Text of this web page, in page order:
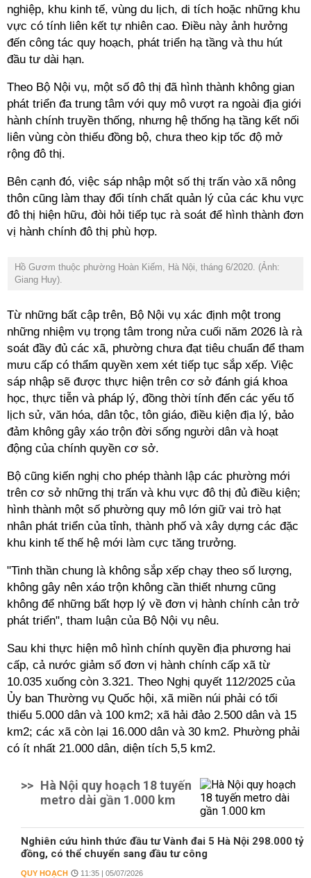
nghiệp, khu kinh tế, vùng du lịch, di tích hoặc những khu
vực có tính liên kết tự nhiên cao. Điều này ảnh hưởng
đến công tác quy hoạch, phát triển hạ tầng và thu hút
đầu tư dài hạn.
Theo Bộ Nội vụ, một số đô thị đã hình thành không gian
phát triển đa trung tâm với quy mô vượt ra ngoài địa giới
hành chính truyền thống, nhưng hệ thống hạ tầng kết nối
liên vùng còn thiếu đồng bộ, chưa theo kịp tốc độ mở
rộng đô thị.
Bên cạnh đó, việc sáp nhập một số thị trấn vào xã nông
thôn cũng làm thay đổi tính chất quản lý của các khu vực
đô thị hiện hữu, đòi hỏi tiếp tục rà soát để hình thành đơn
vị hành chính đô thị phù hợp.
Hồ Gươm thuộc phường Hoàn Kiếm, Hà Nội, tháng 6/2020. (Ảnh:
Giang Huy).
Từ những bất cập trên, Bộ Nội vụ xác định một trong
những nhiệm vụ trọng tâm trong nửa cuối năm 2026 là rà
soát đầy đủ các xã, phường chưa đạt tiêu chuẩn để tham
mưu cấp có thẩm quyền xem xét tiếp tục sắp xếp. Việc
sáp nhập sẽ được thực hiện trên cơ sở đánh giá khoa
học, thực tiễn và pháp lý, đồng thời tính đến các yếu tố
lịch sử, văn hóa, dân tộc, tôn giáo, điều kiện địa lý, bảo
đảm không gây xáo trộn đời sống người dân và hoạt
động của chính quyền cơ sở.
Bộ cũng kiến nghị cho phép thành lập các phường mới
trên cơ sở những thị trấn và khu vực đô thị đủ điều kiện;
hình thành một số phường quy mô lớn giữ vai trò hạt
nhân phát triển của tỉnh, thành phố và xây dựng các đặc
khu kinh tế thế hệ mới làm cực tăng trưởng.
"Tinh thần chung là không sắp xếp chạy theo số lượng,
không gây nên xáo trộn không cần thiết nhưng cũng
không để những bất hợp lý về đơn vị hành chính cản trở
phát triển", tham luận của Bộ Nội vụ nêu.
Sau khi thực hiện mô hình chính quyền địa phương hai
cấp, cả nước giảm số đơn vị hành chính cấp xã từ
10.035 xuống còn 3.321. Theo Nghị quyết 112/2025 của
Ủy ban Thường vụ Quốc hội, xã miền núi phải có tối
thiểu 5.000 dân và 100 km2; xã hải đảo 2.500 dân và 15
km2; các xã còn lại 16.000 dân và 30 km2. Phường phải
có ít nhất 21.000 dân, diện tích 5,5 km2.
>> Hà Nội quy hoạch 18 tuyến
metro dài gần 1.000 km
Nghiên cứu hình thức đầu tư Vành đai 5 Hà Nội 298.000 tỷ
đồng, có thể chuyển sang đầu tư công
QUY HOẠCH 11:35 | 05/07/2026